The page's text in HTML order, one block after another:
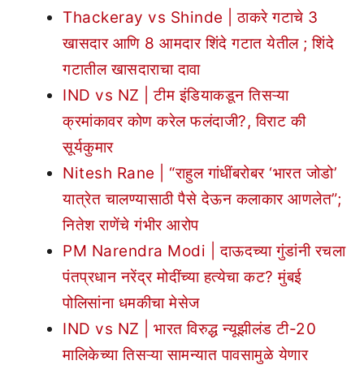
Thackeray vs Shinde | ठाकरे गटाचे 3
खासदार आणि 8 आमदार शिंदे गटात येतील ; शिंदे
गटातील खासदाराचा दावा
IND vs NZ | टीम इंडियाकडून तिसऱ्या
क्रमांकावर कोण करेल फलंदाजी?, विराट की
सूर्यकुमार
Nitesh Rane | “राहुल गांधींबरोबर ‘भारत जोडो’
यात्रेत चालण्यासाठी पैसे देऊन कलाकार आणलेत”;
नितेश राणेंचे गंभीर आरोप
PM Narendra Modi | दाऊदच्या गुंडांनी रचला
पंतप्रधान नरेंद्र मोदींच्या हत्येचा कट? मुंबई
पोलिसांना धमकीचा मेसेज
IND vs NZ | भारत विरुद्ध न्यूझीलंड टी-20
मालिकेच्या तिसऱ्या सामन्यात पावसामुळे येणार